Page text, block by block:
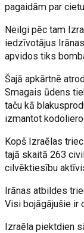
pagaidām par
Neilgi pēc tam
iedzīvotājus
apvidos tiks
Šajā apkārtnē
Smagais ūdens
taču kā
izmantot
Kopš Izraēlas
tajā skaitā 263
cilvēktiesību
Irānas atbildes
Visi bojāgājušie ir
Izraēla piektdien